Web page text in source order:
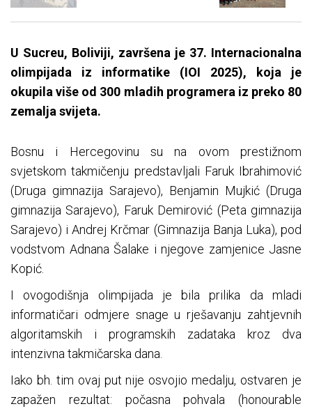
U Sucreu, Boliviji, završena je 37. Internacionalna
olimpijada iz informatike (IOI 2025), koja je
okupila više od 300 mladih programera iz preko 80
zemalja svijeta.
Bosnu i Hercegovinu su na ovom prestižnom
svjetskom takmičenju predstavljali Faruk Ibrahimović
(Druga gimnazija Sarajevo), Benjamin Mujkić (Druga
gimnazija Sarajevo), Faruk Demirović (Peta gimnazija
Sarajevo) i Andrej Krčmar (Gimnazija Banja Luka), pod
vodstvom Adnana Šalake i njegove zamjenice Jasne
Kopić.
I ovogodišnja olimpijada je bila prilika da mladi
informatičari odmjere snage u rješavanju zahtjevnih
algoritamskih i programskih zadataka kroz dva
intenzivna takmičarska dana.
Iako bh. tim ovaj put nije osvojio medalju, ostvaren je
zapažen rezultat: počasna pohvala (honourable